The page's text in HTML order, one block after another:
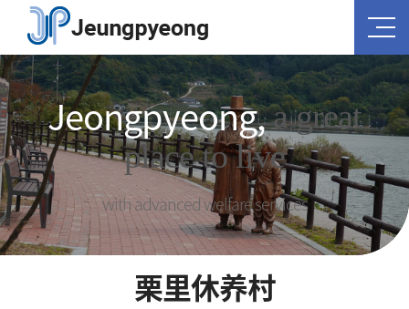
Jeongpyeong,a great
place to live
with advanced welfare services
栗里休养村